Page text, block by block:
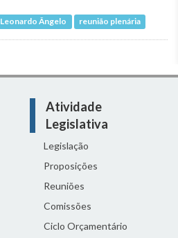
Leonardo Ângelo reunião plenária
Atividade
Legislativa
Legislação
Proposições
Reuniões
Comissões
Ciclo Orçamentário